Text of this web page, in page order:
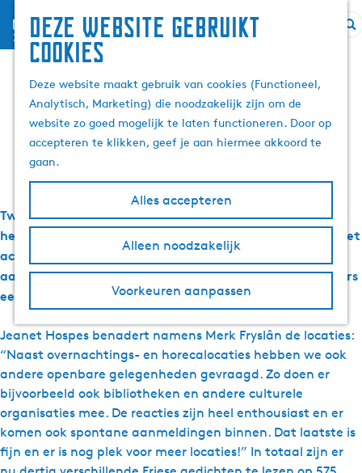
Deze website gebruikt
cookies
Deze website maakt gebruik van cookies (Functioneel,
Analytisch, Marketing) die noodzakelijk zijn om de
website zo goed mogelijk te laten functioneren. Door op
accepteren te klikken, geef je aan hiermee akkoord te
gaan.
Alles accepteren
Alleen noodzakelijk
Voorkeuren aanpassen
menu
G
a
n
a
a
r
e
o
p
e
Wjerspegelje breidt
uit met 96 locaties
Twee maanden na de lancering van Wjerspegelje breidt
het project met Friese poëzie op spiegels op 1 april uit met
acht dichters en 96 locaties. ‘Wjerspegelje’ benut het
aanbevolen RIVM-handenwasmoment om Friese dichters
een nieuw podium te geven.
Jeanet Hospes benadert namens Merk Fryslân de locaties:
“Naast overnachtings- en horecalocaties hebben we ook
andere openbare gelegenheden gevraagd. Zo doen er
bijvoorbeeld ook bibliotheken en andere culturele
organisaties mee. De reacties zijn heel enthousiast en er
komen ook spontane aanmeldingen binnen. Dat laatste is
fijn en er is nog plek voor meer locaties!” In totaal zijn er